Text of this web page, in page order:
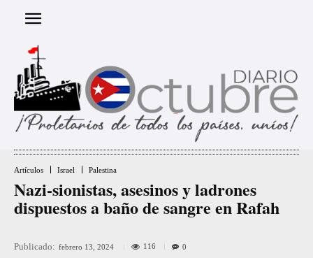
Artículos Israel Palestina
Nazi-sionistas, asesinos y ladrones
dispuestos a baño de sangre en Rafah
Publicado: febrero 13, 2024 116 0